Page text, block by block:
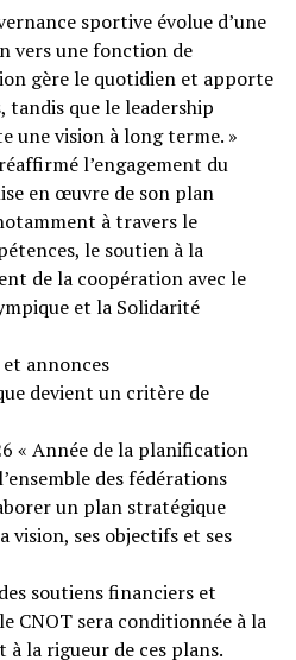
sportive évolue d’une
vers une fonction de
gère le quotidien et apporte
tandis que le leadership
une vision à long terme. »
l’engagement du
en œuvre de son plan
à travers le
le soutien à la
de la coopération avec le
et la Solidarité
annonces
devient un critère de
« Année de la planification
des fédérations
un plan stratégique
ses objectifs et ses
soutiens financiers et
CNOT sera conditionnée à la
la rigueur de ces plans.